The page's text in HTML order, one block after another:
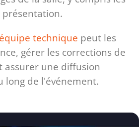
équipe technique peut les
gérer les corrections de
assurer une diffusion
long de l'événement.